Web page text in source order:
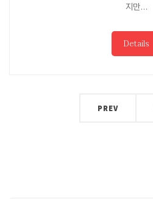
지만…
Details
PREV